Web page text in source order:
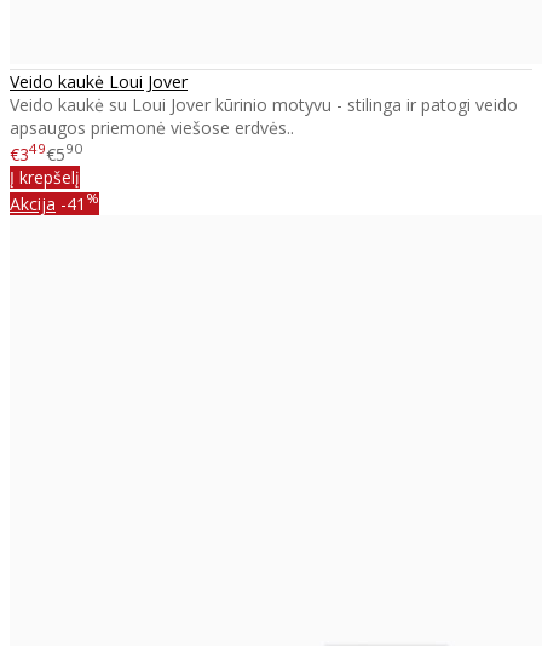
Veido kaukė Loui Jover
Veido kaukė su Loui Jover kūrinio motyvu - stilinga ir patogi veido
apsaugos priemonė viešose erdvės..
€349€590
Į krepšelį
Akcija -41 %